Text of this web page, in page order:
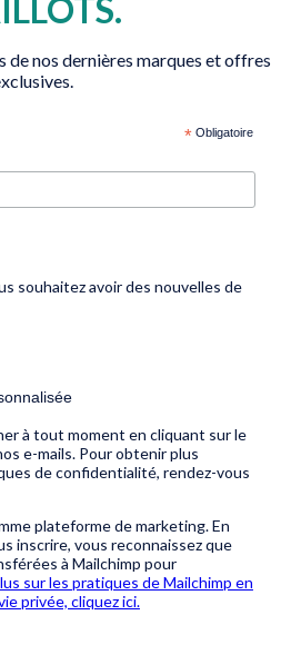
de nos dernières marques et offres
* Obligatoire
souhaitez avoir des nouvelles de
à tout moment en cliquant sur le
e-mails. Pour obtenir plus
de confidentialité, rendez-vous
plateforme de marketing. En
inscrire, vous reconnaissez que
à Mailchimp pour
sur les pratiques de Mailchimp en
privée, cliquez ici.